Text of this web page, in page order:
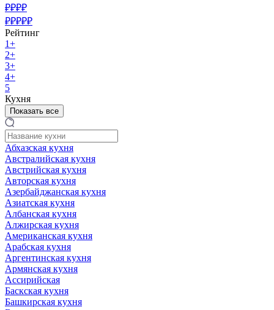
₽₽₽₽
₽₽₽₽₽
Рейтинг
1+
2+
3+
4+
5
Кухня
Показать все
Абхазская кухня
Австралийская кухня
Австрийская кухня
Авторская кухня
Азербайджанская кухня
Азиатская кухня
Албанская кухня
Алжирская кухня
Американская кухня
Арабская кухня
Аргентинская кухня
Армянская кухня
Ассирийская
Баскская кухня
Башкирская кухня